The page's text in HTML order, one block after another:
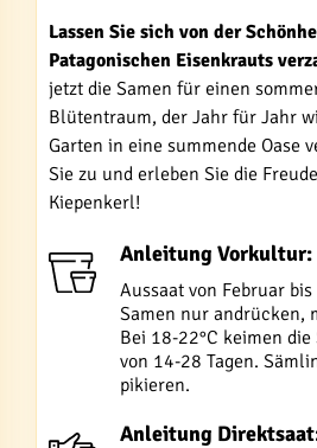
Lassen Sie sich von der
Patagonischen Eisenkrauts
jetzt die Samen für einen
Blütentraum, der Jahr für Jahr
Garten in eine summende Oase
Sie zu und erleben Sie die
Kiepenkerl!
Anleitung Vorkultur:
Aussaat von Februar
Samen nur andrücken,
Bei 18-22°C keimen
von 14-28 Tagen.
pikieren.
Anleitung